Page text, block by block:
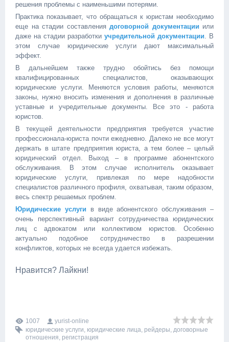
решения проблемы с наименьшими потерями.
Практика показывает, что обращаться к юристам необходимо
еще на стадии составления договорной документации или
даже на стадии разработки учредительной документации. В
этом случае юридические услуги дают максимальный
эффект.
В дальнейшем также трудно обойтись без помощи
квалифицированных специалистов, оказывающих
юридические услуги. Меняются условия работы, меняются
законы, нужно вносить изменения и дополнения в различные
уставные и учредительные документы. Все это - работа
юристов.
В текущей деятельности предприятия требуется участие
профессионала-юриста почти ежедневно. Далеко не все могут
держать в штате предприятия юриста, а тем более – целый
юридический отдел. Выход – в программе абонентского
обслуживания. В этом случае исполнитель оказывает
юридические услуги, привлекая по мере надобности
специалистов различного профиля, охватывая, таким образом,
весь спектр решаемых проблем.
Юридические услуги в виде абонентского обслуживания –
очень перспективный вариант сотрудничества юридических
лиц с адвокатом или коллективом юристов. Особенно
актуально подобное сотрудничество в разрешении
конфликтов, которых не всегда удается избежать.
Нравится? Лайкни!
1007
yurist-online
юридические услуги, юридические лица, рейдеры, договорные
отношения, регистрация